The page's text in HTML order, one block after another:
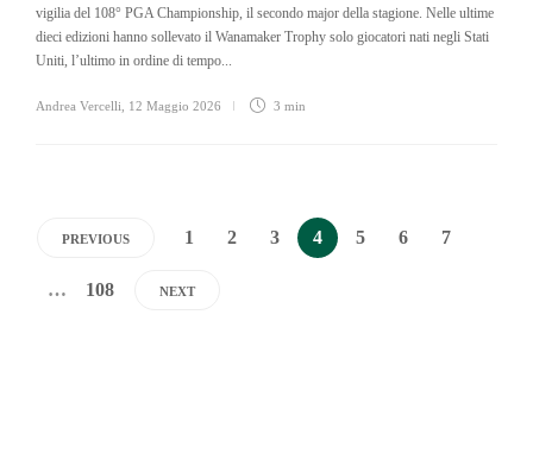
vigilia del 108° PGA Championship, il secondo major della stagione. Nelle ultime
dieci edizioni hanno sollevato il Wanamaker Trophy solo giocatori nati negli Stati
Uniti, l’ultimo in ordine di tempo...
Andrea Vercelli 12 Maggio 2026 3 min
PREVIOUS 1 2 3 4 5 6 7
… 108 NEXT